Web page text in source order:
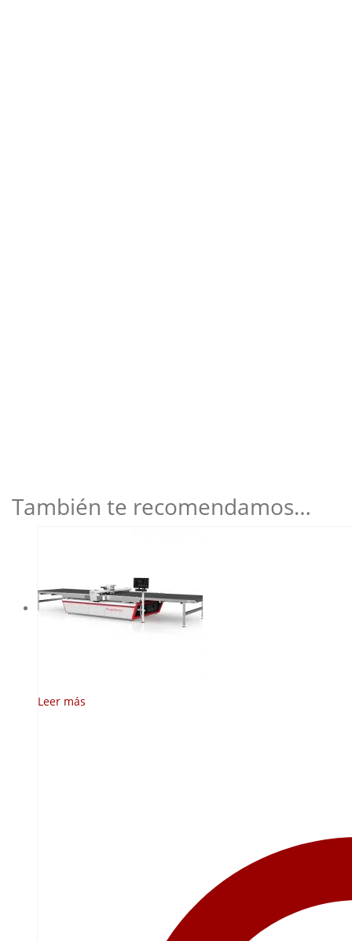
También te recomendamos…
Leer más